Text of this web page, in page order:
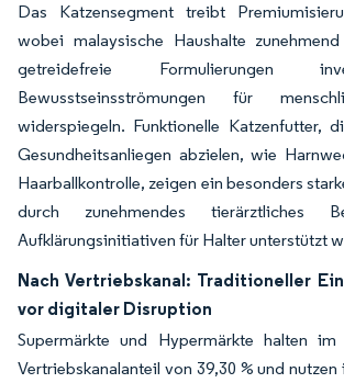
Das Katzensegment treibt
wobei malaysische Haushalte
getreidefreie Formulierungen
Bewusstseinsströmungen für
widerspiegeln. Funktionelle Katzenfutter,
Gesundheitsanliegen abzielen, wie
Haarballkontrolle, zeigen ein besonders
durch zunehmendes tierärztliches
Aufklärungsinitiativen für Halter unterstützt
Nach Vertriebskanal: Traditioneller
vor digitaler Disruption
Supermärkte und Hypermärkte halten
Vertriebskanalanteil von 39,30 % und